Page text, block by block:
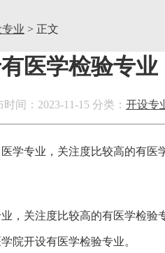
业 > 正文
医学检验专业
时间：2023-11-15 分类： 开设专
学专业，关注度比较高的有
，关注度比较高的有医学检验
院开设有医学检验专业。